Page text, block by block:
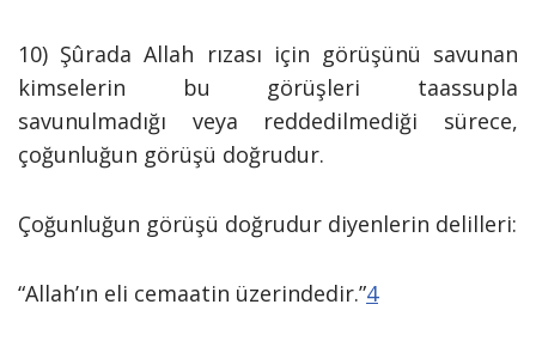
10) Şûrada Allah rızası için görüşünü savunan
kimselerin bu görüşleri taassupla
savunulmadığı veya reddedilmediği sürece,
çoğunluğun görüşü doğrudur.
Çoğunluğun görüşü doğrudur diyenlerin delilleri:
“Allah’ın eli cemaatin üzerindedir.”4